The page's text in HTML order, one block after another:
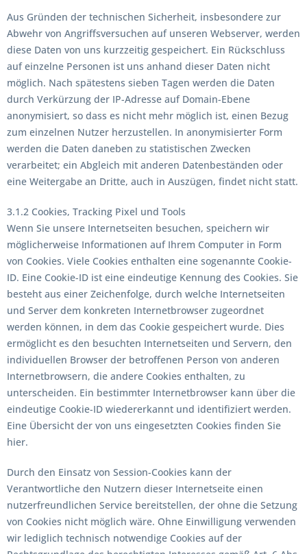
Aus Gründen der technischen Sicherheit, insbesondere zur
Abwehr von Angriffsversuchen auf unseren Webserver, werden
diese Daten von uns kurzzeitig gespeichert. Ein Rückschluss
auf einzelne Personen ist uns anhand dieser Daten nicht
möglich. Nach spätestens sieben Tagen werden die Daten
durch Verkürzung der IP-Adresse auf Domain-Ebene
anonymisiert, so dass es nicht mehr möglich ist, einen Bezug
zum einzelnen Nutzer herzustellen. In anonymisierter Form
werden die Daten daneben zu statistischen Zwecken
verarbeitet; ein Abgleich mit anderen Datenbeständen oder
eine Weitergabe an Dritte, auch in Auszügen, findet nicht statt.
3.1.2 Cookies, Tracking Pixel und Tools
Wenn Sie unsere Internetseiten besuchen, speichern wir
möglicherweise Informationen auf Ihrem Computer in Form
von Cookies. Viele Cookies enthalten eine sogenannte Cookie-
ID. Eine Cookie-ID ist eine eindeutige Kennung des Cookies. Sie
besteht aus einer Zeichenfolge, durch welche Internetseiten
und Server dem konkreten Internetbrowser zugeordnet
werden können, in dem das Cookie gespeichert wurde. Dies
ermöglicht es den besuchten Internetseiten und Servern, den
individuellen Browser der betroffenen Person von anderen
Internetbrowsern, die andere Cookies enthalten, zu
unterscheiden. Ein bestimmter Internetbrowser kann über die
eindeutige Cookie-ID wiedererkannt und identifiziert werden.
Eine Übersicht der von uns eingesetzten Cookies finden Sie
hier.
Durch den Einsatz von Session-Cookies kann der
Verantwortliche den Nutzern dieser Internetseite einen
nutzerfreundlichen Service bereitstellen, der ohne die Setzung
von Cookies nicht möglich wäre. Ohne Einwilligung verwenden
wir lediglich technisch notwendige Cookies auf der